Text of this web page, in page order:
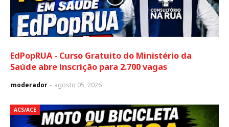
EdPopRUA - Curso Gratuito do Ministério da
Saúde abre inscrição para 2.700 vagas
moderador agosto 05, 2026
ACS/ACE